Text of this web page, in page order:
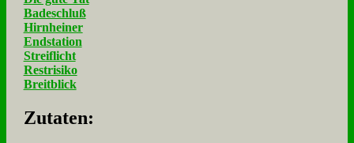
Badeschluß
Hirnheiner
Endstation
Streiflicht
Restrisiko
Breitblick
Zu­ta­ten: